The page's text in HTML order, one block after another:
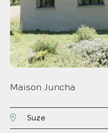
Maison Juncha
Suze